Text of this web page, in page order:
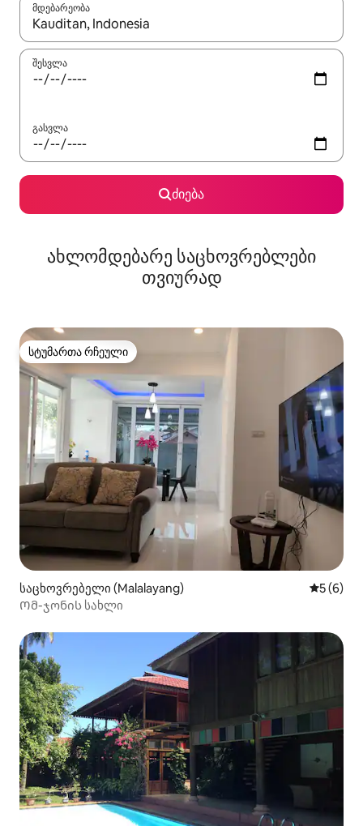
მდებარეობა
როცა შედეგები ხელმისაწვდომი გახდება, ნავიგაციისთვის
შესვლა
გასვლა
ძიება
ახლომდებარე საცხოვრებლები
თვიურად
სტუმართა რჩეული
სტუმართა რჩეული
საცხოვრებელი (Malalayang) საშუალო
5 (6)
Ომ-ჯონის სახლი